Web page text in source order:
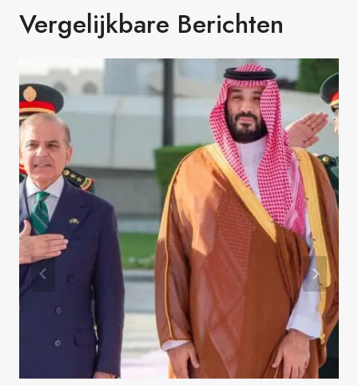
Vergelijkbare Berichten